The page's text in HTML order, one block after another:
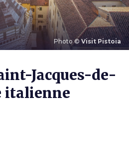
Photo © Visit Pistoia
Jacques-de-
italienne